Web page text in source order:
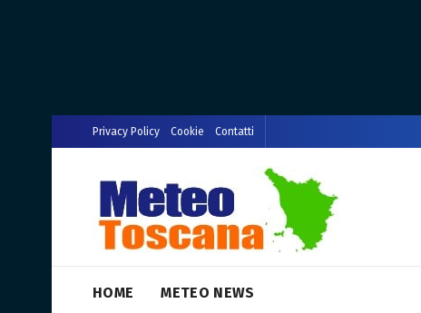
Privacy Policy Cookie Contatti
HOME METEO NEWS